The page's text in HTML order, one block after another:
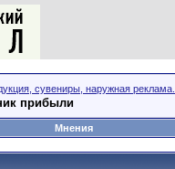
сувениры, наружная реклама.
прибыли
Мнения